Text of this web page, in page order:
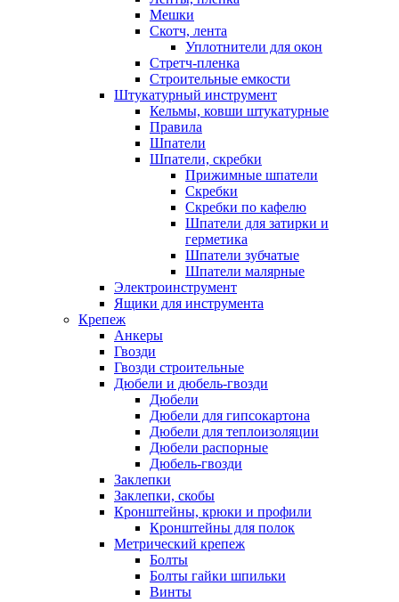
Мешки
Скотч, лента
Уплотнители для окон
Стретч-пленка
Строительные емкости
Штукатурный инструмент
Кельмы, ковши штукатурные
Правила
Шпатели
Шпатели, скребки
Прижимные шпатели
Скребки
Скребки по кафелю
Шпатели для затирки и
герметика
Шпатели зубчатые
Шпатели малярные
Электроинструмент
Ящики для инструмента
Крепеж
Анкеры
Гвозди
Гвозди строительные
Дюбели и дюбель-гвозди
Дюбели
Дюбели для гипсокартона
Дюбели для теплоизоляции
Дюбели распорные
Дюбель-гвозди
Заклепки
Заклепки, скобы
Кронштейны, крюки и профили
Кронштейны для полок
Метрический крепеж
Болты
Болты гайки шпильки
Винты